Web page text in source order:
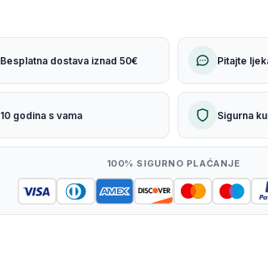
Besplatna dostava iznad 50€ Pitajte
10 godina s vama Sigurna
100% SIGURNO PLAĆANJE